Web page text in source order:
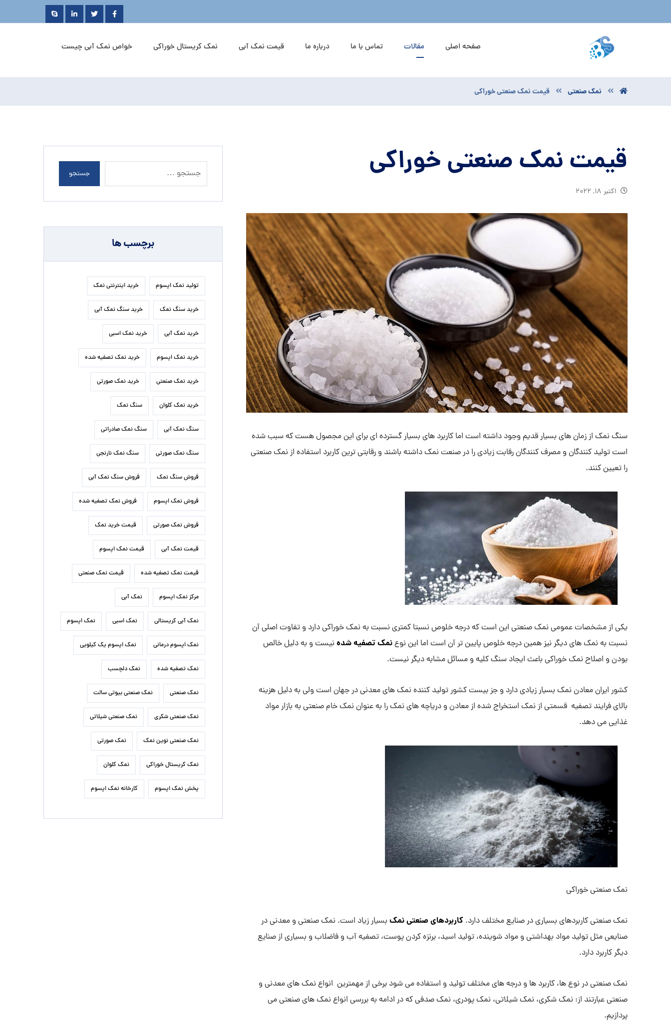
صفحه اصلی مقالات تماس با ما درباره ما قیمت نمک آبی نمک کریستال خوراکی خواص نمک آبی چیست
نمک صنعتی قیمت نمک صنعتی خوراکی
قیمت نمک صنعتی خوراکی
اکتبر ۱۸, ۲۰۲۲
سنگ نمک از زمان های بسیار قدیم وجود داشته است اما کاربرد های بسیار گسترده ای برای این مجصول هست که سبب شده
است تولید کنندگان و مصرف کنندگان رقابت زیادی را در صنعت نمک داشته باشند و رقابتی ترین کاربرد استفاده از نمک صنعتی
را تعیین کنند.
یکی از مشخصات عمومی نمک صنعتی این است که درجه خلوص نسبتا کمتری نسبت به نمک خوراکی دارد و تفاوت اصلی آن
نسبت به نمک های دیگر نیز همین درجه خلوص پایین تر آن است اما این نوعنمک تصفیه شده نیست و به دلیل خالص
بودن و اصلاح نمک خوراکی باعث ایجاد سنگ کلیه و مسائل مشابه دیگر نیست.
کشور ایران معادن نمک بسیار زیادی دارد و جز بیست کشور تولید کننده نمک های معدنی در جهان است ولی به دلیل هزینه
بالای فرایند تصفیه قسمتی از نمک استخراج شده از معادن و دریاچه های نمک را به عنوان نمک خام صنعتی به بازار مواد
غذایی می دهد.
نمک صنعتی خوراکی
نمک صنعتی کاربردهای بسیاری در صنایع مختلف دارد. کاربردهای صنعتی نمک بسیار زیاد است. نمک صنعتی و معدنی در
صنایعی مثل تولید مواد بهداشتی و مواد شوینده، تولید اسید، برنزه کردن پوست، تصفیه آب و فاضلاب و بسیاری از صنایع
دیگر کاربرد دارد.
نمک صنعتی در نوع ها، کاربرد ها و درجه های مختلف تولید و استفاده می شود برخی از مهمترین انواع نمک های معدنی و
صنعتی عبارتند از: نمک شکری، نمک شیلاتی، نمک پودری، نمک صدفی که در ادامه به بررسی انواع نمک های صنعتی می
پردازیم.
جستجو
برچسب ها
تولید نمک اپسوم خرید اینترنتی نمک
خرید سنگ نمک خرید سنگ نمک آبی
خرید نمک آبی خرید نمک اسبی
خرید نمک اپسوم خرید نمک تصفیه شده
خرید نمک صنعتی خرید نمک صورتی
خرید نمک کلوان سنگ نمک
سنگ نمک آبی سنگ نمک صادراتی
سنگ نمک صورتی سنگ نمک نارنجی
فروش سنگ نمک فروش سنگ نمک آبی
فروش نمک اپسوم فروش نمک تصفیه شده
فروش نمک صورتی قیمت خرید نمک
قیمت نمک آبی قیمت نمک اپسوم
قیمت نمک تصفیه شده قیمت نمک صنعتی
مرکز نمک اپسوم نمک آبی
نمک آبی کریستالی نمک اسبی نمک اپسوم
نمک اپسوم درمانی نمک اپسوم یک کیلویی
نمک تصفیه شده نمک دلچسب
نمک صنعتی نمک صنعتی بیوتی سالت
نمک صنعتی شکری نمک صنعتی شیلاتی
نمک صنعتی نوین نمک نمک صورتی
نمک کریستال خوراکی نمک کلوان
پخش نمک اپسوم کارخانه نمک اپسوم